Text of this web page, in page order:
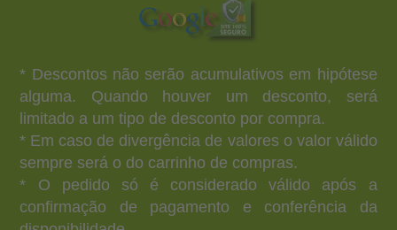
* Descontos não serão acumulativos em hipótese
alguma. Quando houver um desconto, será
limitado a um tipo de desconto por compra.
* Em caso de divergência de valores o valor válido
sempre será o do carrinho de compras.
* O pedido só é considerado válido após a
confirmação de pagamento e conferência da